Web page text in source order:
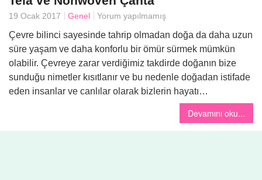
Yemek
19 Ocak 2017 Genel Yorum yapılmamış
Çevre bilinci sayesinde tahrip olmadan doğa da daha uzun
süre yaşam ve daha konforlu bir ömür sürmek mümkün
olabilir. Çevreye zarar verdiğimiz takdirde doğanın bize
sunduğu nimetler kısıtlanır ve bu nedenle doğadan istifade
eden insanlar ve canlılar olarak bizlerin hayatı…
Devamını oku...